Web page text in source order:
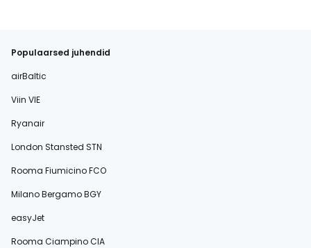
Populaarsed juhendid
airBaltic
Viin VIE
Ryanair
London Stansted STN
Rooma Fiumicino FCO
Milano Bergamo BGY
easyJet
Rooma Ciampino CIA